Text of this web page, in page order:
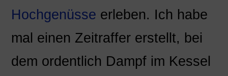
Hochgenüsse erleben. Ich habe
mal einen Zeitraffer erstellt, bei
dem ordentlich Dampf im Kessel